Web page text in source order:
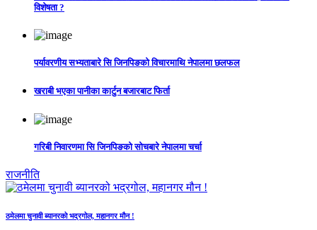
विशेषता ?
पर्यावरणीय सभ्यताबारे सि जिनपिङको विचारमाथि नेपालमा छलफल
खराबी भएका पानीका कार्टुन बजारबाट फिर्ता
गरिबी निवारणमा सि जिनपिङको सोचबारे नेपालमा चर्चा
राजनीति
ठमेलमा चुनावी ब्यानरको भद्रगोल, महानगर मौन !